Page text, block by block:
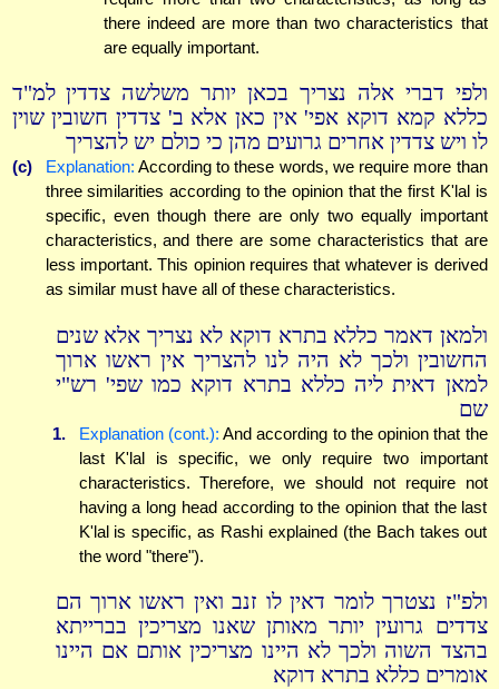
there indeed are more than two characteristics that
are equally important.
ולפי דברי אלה נצריך בכאן יותר משלשה צדדין למ"ד
כללא קמא דוקא אפי' אין כאן אלא ב' צדדין חשובין שוין
לו ויש צדדין אחרים גרועים מהן כי כולם יש להצריך
(c) Explanation: According to these words, we require more than
three similarities according to the opinion that the first K'lal is
specific, even though there are only two equally important
characteristics, and there are some characteristics that are
less important. This opinion requires that whatever is derived
as similar must have all of these characteristics.
ולמאן דאמר כללא בתרא דוקא לא נצריך אלא שנים
החשובין ולכך לא היה לנו להצריך אין ראשו ארוך
למאן דאית ליה כללא בתרא דוקא כמו שפי' רש"י
שם
1. Explanation (cont.): And according to the opinion that the
last K'lal is specific, we only require two important
characteristics. Therefore, we should not require not
having a long head according to the opinion that the last
K'lal is specific, as Rashi explained (the Bach takes out
the word "there").
ולפ"ז נצטרך לומר דאין לו זנב ואין ראשו ארוך הם
צדדים גרועין יותר מאותן שאנו מצריכין בברייתא
בהצד השוה ולכך לא היינו מצריכין אותם אם היינו
אומרים כללא בתרא דוקא